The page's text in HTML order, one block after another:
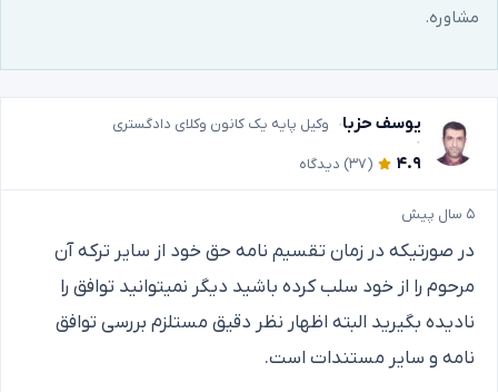
مشاوره.
یوسف حزبا وکیل پایه یک کانون وکلای دادگستری
۴.۹ (۳۷) دیدگاه
۵ سال پیش
در صورتیکه در زمان تقسیم نامه حق خود از سایر ترکه آن
مرحوم را از خود سلب کرده باشید دیگر نمیتوانید توافق را
نادیده بگیرید البته اظهار نظر دقیق مستلزم بررسی توافق
نامه و سایر مستندات است.